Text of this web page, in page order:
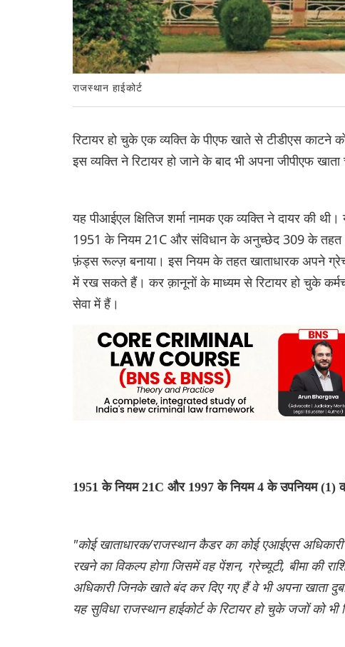
राजस्थान हाईकोर्ट
रिटायर हो चुके एक व्यक्ति के पीएफ खाते से टीडीएस काटने
इस व्यक्ति ने रिटायर हो जाने के बाद भी अपना जीपीएफ
यह पीआईएल क्षितिज शर्मा नामक एक व्यक्ति ने दायर की
1951 के नियम 21C और संविधान के अनुच्छेद 309 के तहत
फ़ंड्स रूल्ज़ बनाया। इस नियम के तहत खाताधारक अपने
में रख सकते हैं। कर क़ानूनों के माध्यम से रिटायर हो चुके
सेवा में हैं।
1951 के नियम 21C और 1997 के नियम 4 के उपनियम (1)
"कोई खाताधारक/राजस्थान कैडर का कोई एआईएस
रखने का विकल्प होगा जिसमें वह पेंशन, ग्रेच्यूटी, बीमा की
अधिकारी जिनके खाते बंद कर दिए गए हैं वे भी अपना
यह सुविधा राजस्थान हाईकोर्ट के रिटायर हो चुके जजों को